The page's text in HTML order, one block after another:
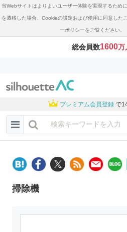
当Webサイトはよりよいユーザー体験を実現するため
を遷移した場合、Cookieの設定および使用に同意した
ーポリシーをご覧ください。
総会員数1600万
プレミアム会員登録 で
掃除機